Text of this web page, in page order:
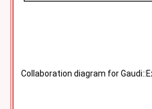
Collaboration diagram for